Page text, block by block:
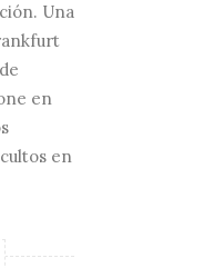
Una
en
en